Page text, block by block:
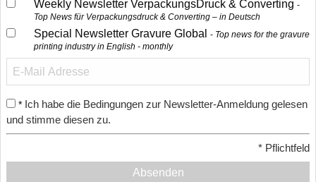
Weekly Newsletter VerpackungsDruck & Converting
Top News für Verpackungsdruck & Converting – in Deutsch
Special Newsletter Gravure Global
Top news for the gravure
printing industry in English - monthly
* Ich habe die Bedingungen zur Newsletter-Anmeldung gelesen
und stimme diesen zu.
* Pflichtfeld
Absenden